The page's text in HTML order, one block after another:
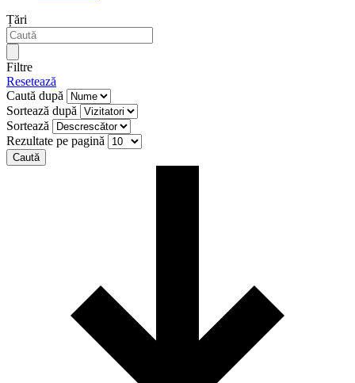
Țări
Filtre
Resetează
Caută după
Sortează după
Sortează
Rezultate pe pagină
Caută